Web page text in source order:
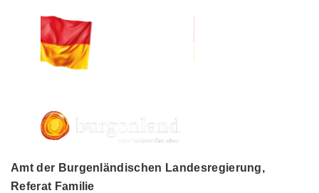
Amt der Burgenländischen Landesregierung,
Referat Familie